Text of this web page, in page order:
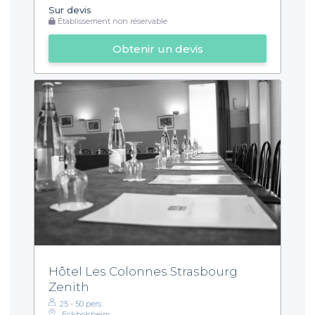
Sur devis
Établissement non réservable
Obtenir un devis
Hôtel Les Colonnes Strasbourg
Zenith
25 - 50 pers.